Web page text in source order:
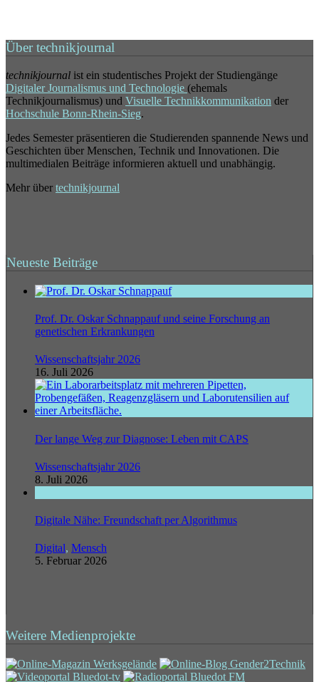
Über technikjournal
technikjournal ist ein studentisches Projekt der Studiengänge
Digitaler Journalismus und Technologie (ehemals
Technikjournalismus) und Visuelle Technikkommunikation der
Hochschule Bonn-Rhein-Sieg.
Jedes Semester präsentieren die Studierenden spannende News und
Geschichten über Menschen, Technik und Innovationen. Die
multimedialen Beiträge informieren aktuell und unabhängig.
Mehr über technikjournal
Neueste Beiträge
Prof. Dr. Oskar Schnappauf und seine Forschung an
genetischen Erkrankungen
Wissenschaftsjahr 2026
16. Juli 2026
Der lange Weg zur Diagnose: Leben mit CAPS
Wissenschaftsjahr 2026
8. Juli 2026
Digitale Nähe: Freundschaft per Algorithmus
Digital, Mensch
5. Februar 2026
Weitere Medienprojekte